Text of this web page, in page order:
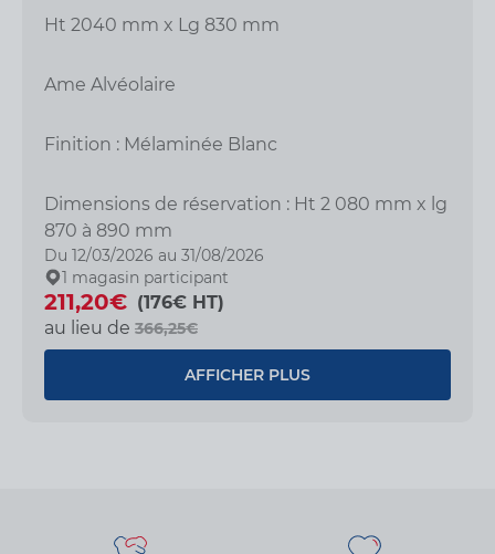
Ht 2040 mm x Lg 830 mm
Ame Alvéolaire
Finition : Mélaminée Blanc
Dimensions de réservation : Ht 2 080 mm x lg
870 à 890 mm
Du 12/03/2026 au 31/08/2026
1 magasin participant
211,20€ (176€ HT)
au lieu de 366,25€
AFFICHER PLUS